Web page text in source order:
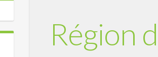
Région